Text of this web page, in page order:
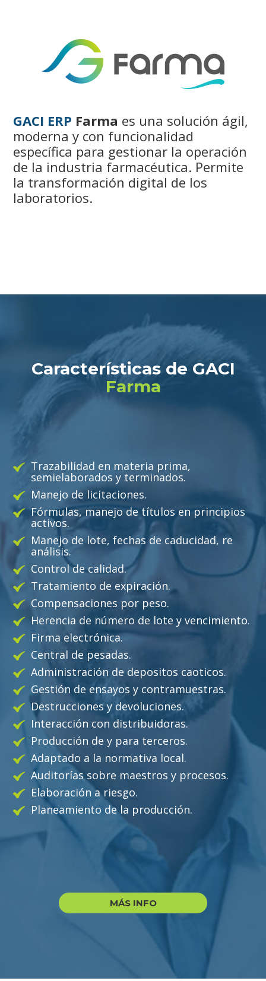
GACI ERP Farma es una solución ágil,
moderna y con funcionalidad
específica para gestionar la operación
de la industria farmacéutica. Permite
la transformación digital de los
laboratorios.
Características de GACI
Farma
Trazabilidad en materia prima,
semielaborados y terminados.
Manejo de licitaciones.
Fórmulas, manejo de títulos en principios
activos.
Manejo de lote, fechas de caducidad, re
análisis.
Control de calidad.
Tratamiento de expiración.
Compensaciones por peso.
Herencia de número de lote y vencimiento.
Firma electrónica.
Central de pesadas.
Administración de depositos caoticos.
Gestión de ensayos y contramuestras.
Destrucciones y devoluciones.
Interacción con distribuidoras.
Producción de y para terceros.
Adaptado a la normativa local.
Auditorías sobre maestros y procesos.
Elaboración a riesgo.
Planeamiento de la producción.
MÁS INFO